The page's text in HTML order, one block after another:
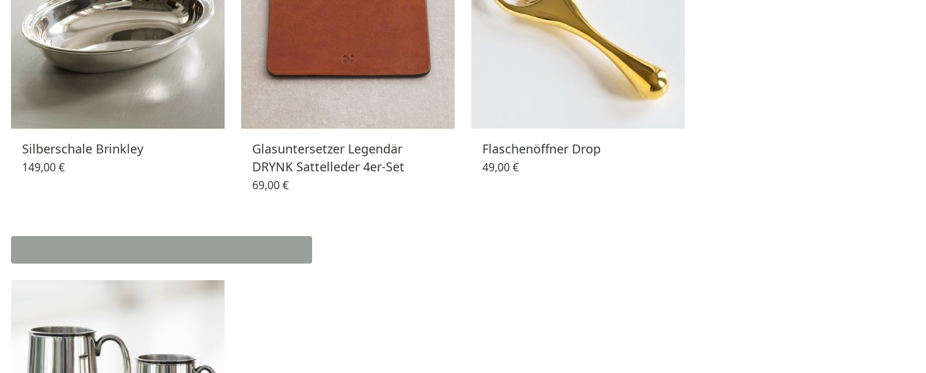
Silberschale Brinkley
149,00 €
Glasuntersetzer Legendär
DRYNK Sattelleder 4er-Set
69,00 €
Flaschenöffner Drop
49,00 €